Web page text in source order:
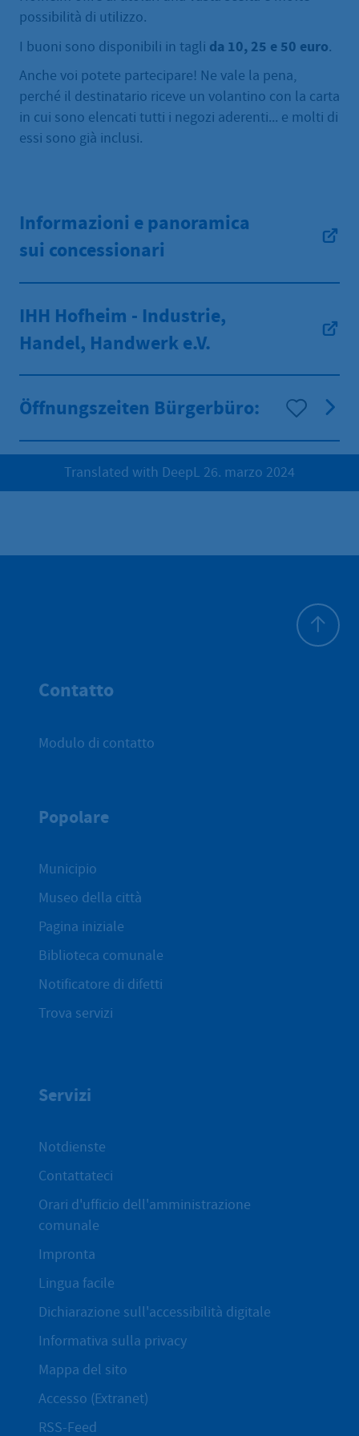
possibilità di utilizzo.
I buoni sono disponibili in tagli da 10, 25 e 50 euro.
Anche voi potete partecipare! Ne vale la pena,
perché il destinatario riceve un volantino con la carta
in cui sono elencati tutti i negozi aderenti... e molti di
essi sono già inclusi.
Informazioni e panoramica
sui concessionari
IHH Hofheim - Industrie,
Handel, Handwerk e.V.
Öffnungszeiten Bürgerbüro:
Translated with DeepL 26. marzo 2024
Contatto
Modulo di contatto
Popolare
Municipio
Museo della città
Pagina iniziale
Biblioteca comunale
Notificatore di difetti
Trova servizi
Servizi
Notdienste
Contattateci
Orari d'ufficio dell'amministrazione
comunale
Impronta
Lingua facile
Dichiarazione sull'accessibilità digitale
Informativa sulla privacy
Mappa del sito
Accesso (Extranet)
RSS-Feed